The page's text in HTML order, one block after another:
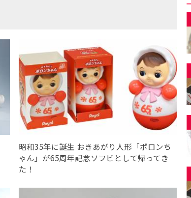
昭和35年に誕生 おきあがり人形「ポロンち
ゃん」が65周年記念ソフビとして帰ってき
た！